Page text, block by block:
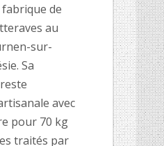
de
au
sur-
Sa
avec
pour 70 kg
traités par